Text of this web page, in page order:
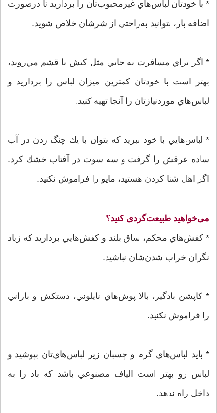
* با خودتان لباس‌هاي غيرمحبوب‌تان را برداريد تا درصورت
اضافه بار، بتوانيد به‌راحتي از شرشان خلاص شويد.
* اگر براي مسافرت به جايي مثل كيش يا قشم مي‌رويد،
بهتر است با خودتان كمترين ميزان لباس را برداريد و
لباس‌هاي موردنيازتان را آنجا تهيه كنيد.
* لباس‌هايي با خود ببريد كه بتوان با يك چنگ زدن در آب
ساده عرقش را گرفت و سه سوت در آفتاب خشك كرد.
اگر اهل شنا كردن هستيد، مايو را فراموش نكنيد.
می‌خواهید طبیعت‌گردی کنید؟
* كفش‌هاي محكم، ساق بلند و كفش‌هايي بردارید كه زياد
نگران خراب شدن‌شان نباشيد.
* كاپشن بادگير، بالا پوش‌هاي نايلوني، دستكش و باراني
را فراموش نکنید.
* بايد لباس‌هاي گرم و چسبان زير لباس‌هاي‌تان بپوشيد و
لباس رو بهتر است الياف مصنوعي باشد كه باد را به
داخل راه ندهد.